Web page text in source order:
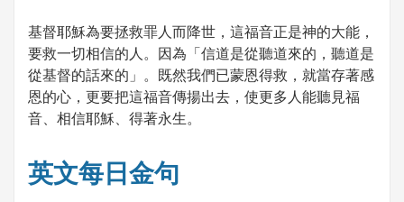
基督耶穌為要拯救罪人而降世，這福音正是神的大能，
要救一切相信的人。因為「信道是從聽道來的，聽道是
從基督的話來的」。既然我們已蒙恩得救，就當存著感
恩的心，更要把這福音傳揚出去，使更多人能聽見福
音、相信耶穌、得著永生。
英文每日金句